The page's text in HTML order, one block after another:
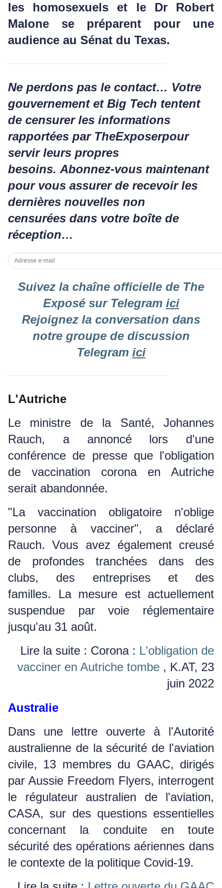
les homosexuels et le Dr Robert
Malone se préparent pour une
audience au Sénat du Texas.
Ne perdons pas le contact… Votre
gouvernement et Big Tech tentent
de censurer les informations
rapportées par TheExposerpour
servir leurs propres
besoins. Abonnez-vous maintenant
pour vous assurer de recevoir les
dernières nouvelles non
censurées dans votre boîte de
réception…
ADRESSE
Suivez la chaîne officielle de The
Exposé sur Telegram ici
Rejoignez la conversation dans
notre groupe de discussion
Telegram ici
L'Autriche
Le ministre de la Santé, Johannes
Rauch, a annoncé lors d'une
conférence de presse que l'obligation
de vaccination corona en Autriche
serait abandonnée.
"La vaccination obligatoire n'oblige
personne à vacciner", a déclaré
Rauch.Vous avez également creusé
de profondes tranchées dans des
clubs, des entreprises et des
familles. La mesure est actuellement
suspendue par voie réglementaire
jusqu'au 31 août.
Lire la suite : Corona : L'obligation de
vacciner en Autriche tombe , K.AT, 23
juin 2022
Australie
Dans une lettre ouverte à l'Autorité
australienne de la sécurité de l'aviation
civile, 13 membres du GAAC, dirigés
par Aussie Freedom Flyers, interrogent
le régulateur australien de l'aviation,
CASA, sur des questions essentielles
concernant la conduite en toute
sécurité des opérations aériennes dans
le contexte de la politique Covid-19.